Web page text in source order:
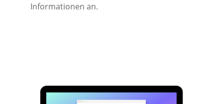
Informationen an.